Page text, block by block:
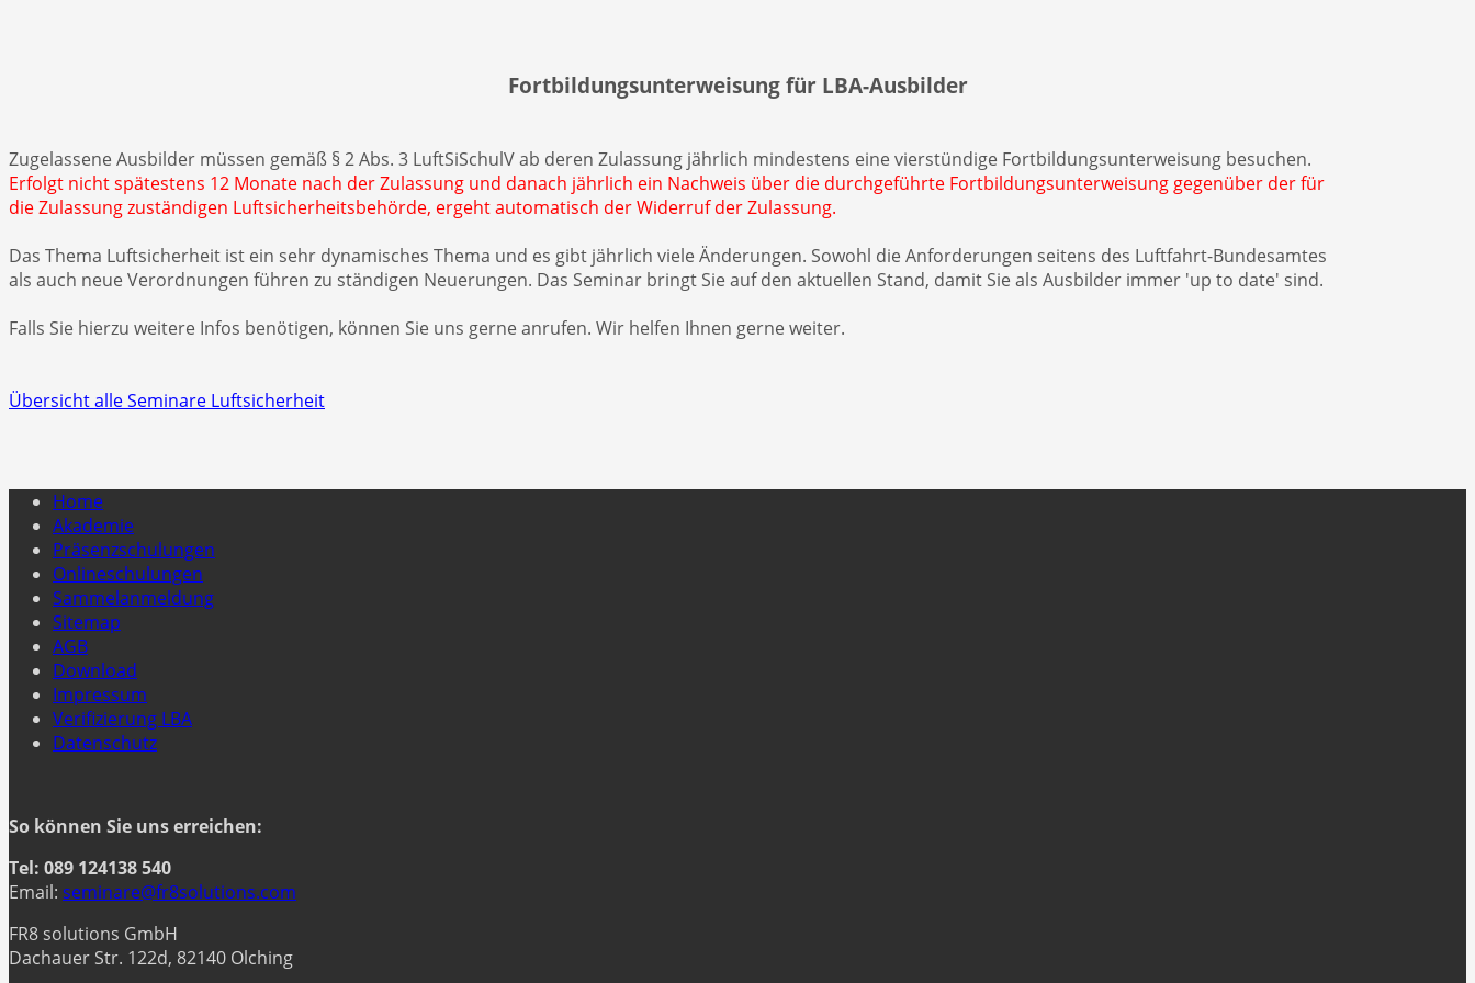
Fortbildungsunterweisung für LBA-Ausbilder
Zugelassene Ausbilder müssen gemäß § 2 Abs. 3 LuftSiSchulV ab deren Zulassung jährlich mindestens eine vierstündige Fortbildungsunterweisung besuchen.
Erfolgt nicht spätestens 12 Monate nach der Zulassung und danach jährlich ein Nachweis über die durchgeführte Fortbildungsunterweisung gegenüber der für
die Zulassung zuständigen Luftsicherheitsbehörde, ergeht automatisch der Widerruf der Zulassung.
Das Thema Luftsicherheit ist ein sehr dynamisches Thema und es gibt jährlich viele Änderungen. Sowohl die Anforderungen seitens des Luftfahrt-Bundesamtes
als auch neue Verordnungen führen zu ständigen Neuerungen. Das Seminar bringt Sie auf den aktuellen Stand, damit Sie als Ausbilder immer 'up to date' sind.
Falls Sie hierzu weitere Infos benötigen, können Sie uns gerne anrufen. Wir helfen Ihnen gerne weiter.
Übersicht alle Seminare Luftsicherheit
Home
Akademie
Präsenzschulungen
Onlineschulungen
Sammelanmeldung
Sitemap
AGB
Download
Impressum
Verifizierung LBA
Datenschutz
So können Sie uns erreichen:
Tel: 089 124138 540
Email: seminare@fr8solutions.com
FR8 solutions GmbH
Dachauer Str. 122d, 82140 Olching